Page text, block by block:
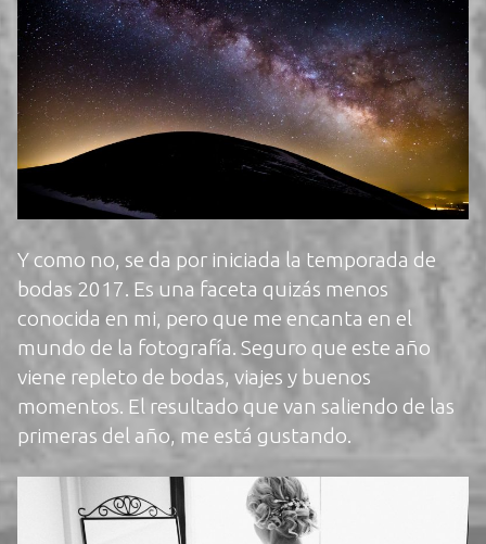
Y como no, se da por iniciada la temporada de
bodas 2017. Es una faceta quizás menos
conocida en mi, pero que me encanta en el
mundo de la fotografía. Seguro que este año
viene repleto de bodas, viajes y buenos
momentos. El resultado que van saliendo de las
primeras del año, me está gustando.